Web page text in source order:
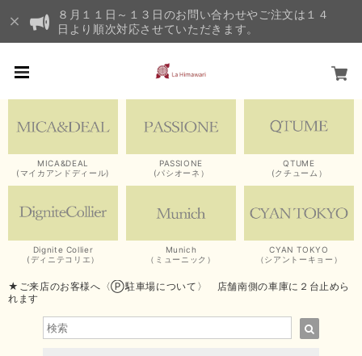
８月１１日～１３日のお問い合わせやご注文は１４
日より順次対応させていただきます。
MICA&DEAL
(マイカアンドディール)
PASSIONE
(パシオーネ）
QTUME
(クチューム）
Dignite Collier
(ディニテコリエ）
Munich
（ミューニック）
CYAN TOKYO
（シアントーキョー）
★ご来店のお客様へ〈Ⓟ駐車場について〉 店舗南側の車庫に２台止めら
れます